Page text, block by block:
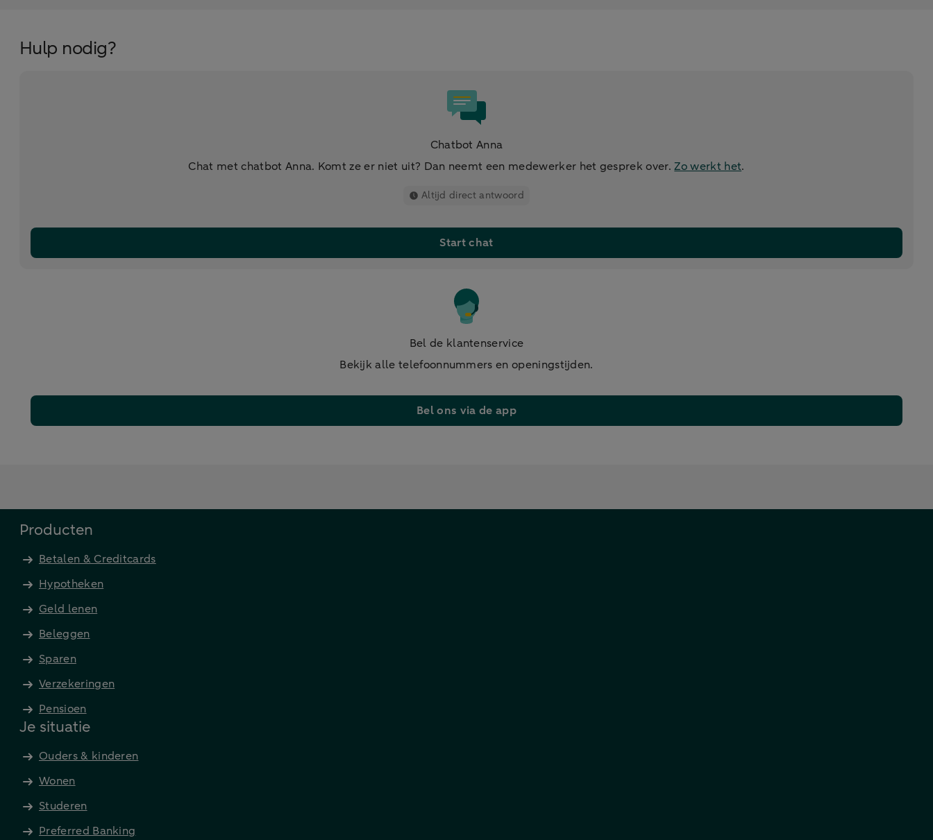
Hulp nodig?
Chatbot Anna
Chat met chatbot Anna. Komt ze er niet uit? Dan neemt een medewerker het gesprek over.Zo werkt het.
Altijd direct antwoord
Start chat
Bel de klantenservice
Bekijk alle telefoonnummers en openingstijden.
Bel ons via de app
Producten
Betalen & Creditcards
Hypotheken
Geld lenen
Beleggen
Sparen
Verzekeringen
Pensioen
Je situatie
Ouders & kinderen
Wonen
Studeren
Preferred Banking